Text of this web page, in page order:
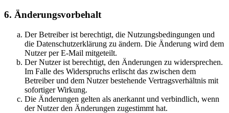
6. Änderungsvorbehalt
Der Betreiber ist berechtigt, die Nutzungsbedingungen und
die Datenschutzerklärung zu ändern. Die Änderung wird dem
Nutzer per E-Mail mitgeteilt.
Der Nutzer ist berechtigt, den Änderungen zu widersprechen.
Im Falle des Widerspruchs erlischt das zwischen dem
Betreiber und dem Nutzer bestehende Vertragsverhältnis mit
sofortiger Wirkung.
Die Änderungen gelten als anerkannt und verbindlich, wenn
der Nutzer den Änderungen zugestimmt hat.